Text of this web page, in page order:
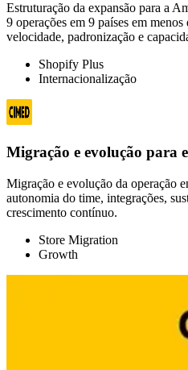
Estruturação da expansão para a
9 operações em 9 países em
velocidade, padronização e
Shopify Plus
Internacionalização
Migração e evolução para
Migração e evolução da operação
autonomia do time, integrações,
crescimento contínuo.
Store Migration
Growth